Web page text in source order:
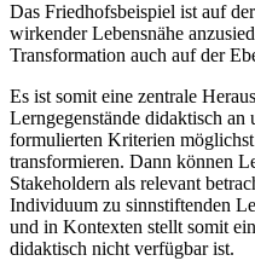
Das Friedhofsbeispiel ist auf
wirkender Lebensnähe
Transformation auch auf der
Es ist somit eine zentrale
Lerngegenstände didaktisch
formulierten Kriterien möglichst
transformieren. Dann können
Stakeholdern als relevant
Individuum zu sinnstiftenden
und in Kontexten stellt somit
didaktisch nicht verfügbar ist.